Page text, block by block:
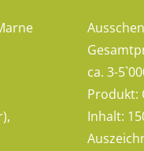
ca. 3-
Produkt:
Inhalt: